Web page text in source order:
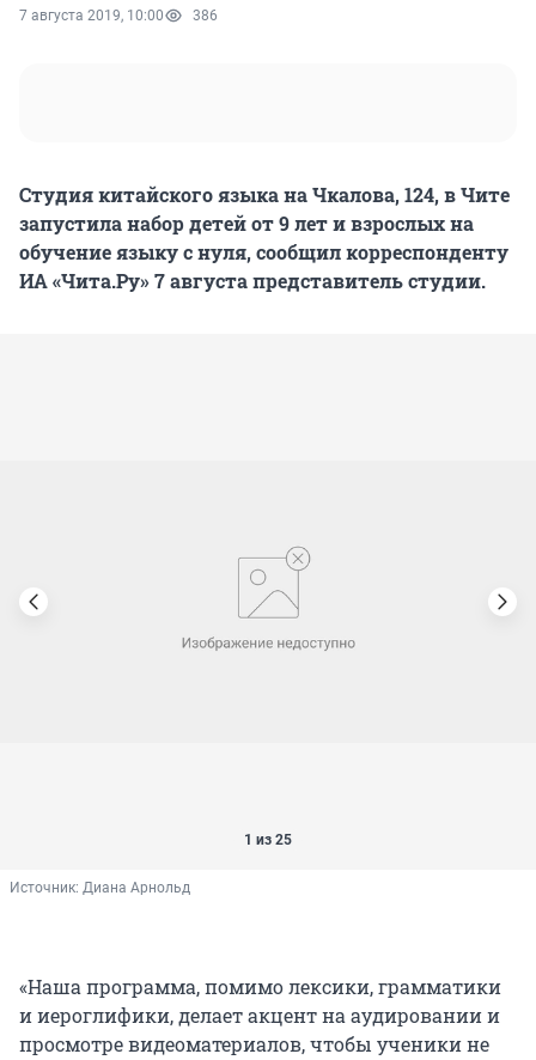
7 августа 2019, 10:00 386
Студия китайского языка на Чкалова, 124, в Чите
запустила набор детей от 9 лет и взрослых на
обучение языку с нуля, сообщил корреспонденту
ИА «Чита.Ру» 7 августа представитель студии.
1 из 25
Источник: Диана Арнольд
«Наша программа, помимо лексики, грамматики
и иероглифики, делает акцент на аудировании и
просмотре видеоматериалов, чтобы ученики не